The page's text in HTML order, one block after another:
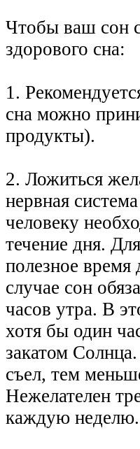
Чтобы ваш сон
здорового сна:
1.
сна можно
продукты).
2. Ложиться
нервная
человеку
течение дня.
полезное время
случае сон
часов утра. В
хотя бы один
закатом
съел, тем
Нежелателен
каждую неделю.